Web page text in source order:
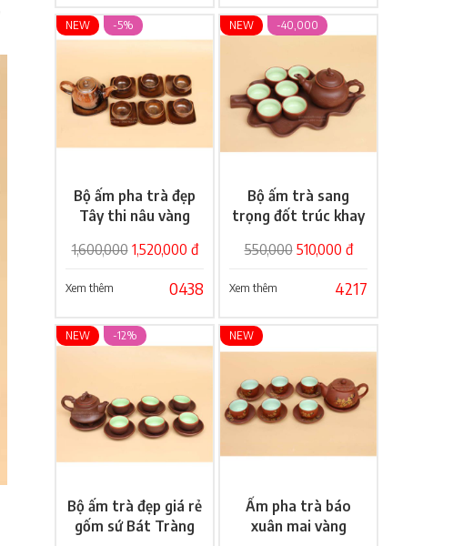
Giỏ hàng
NEW -5%
Bộ ấm pha trà đẹp
Tây thi nâu vàng
1,600,0001,520,000 đ
0438
Xem thêm
Giỏ hàng
NEW -40,000
Bộ ấm trà sang
trọng đốt trúc khay
550,000510,000 đ
4217
Xem thêm
Giỏ hàng
NEW -12%
Bộ ấm trà đẹp giá rẻ
gốm sứ Bát Tràng
Giỏ hàng
NEW
Ấm pha trà báo
xuân mai vàng